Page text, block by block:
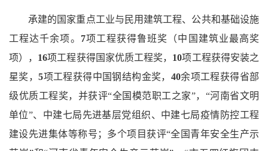
承建的国家重点工业与民用建筑工程、公共和基础设施
工程达千余项。 7项工程获得鲁班奖（中国建筑业最高奖
项）， 16项工程获得国家优质工程奖， 10项工程获得安装之
星奖，5项工程获得中国钢结构金奖， 40余项工程获得省部
级优质工程奖，并获评“全国模范职工之家”，“河南省文明
单位”、中建七局先进基层党组织、中建七局疫情防控工程
建设先进集体等称号；多个项目获评“全国青年安全生产示